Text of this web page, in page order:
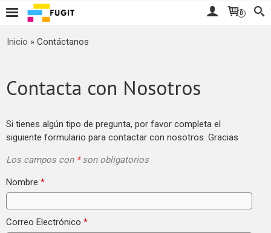
0
Inicio » Contáctanos
Contacta con Nosotros
Si tienes algún tipo de pregunta, por favor completa el
siguiente formulario para contactar con nosotros. Gracias
Los campos con *son obligatorios
Nombre *
Correo Electrónico *